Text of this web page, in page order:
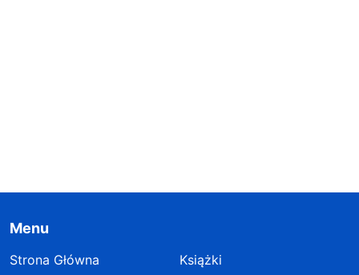
Menu
Strona Główna
Książki